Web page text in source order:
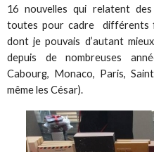
16 nouvelles qui relatent
toutes pour cadre différents
dont je pouvais d’autant
depuis de nombreuses
Cabourg, Monaco, Paris,
même les César).